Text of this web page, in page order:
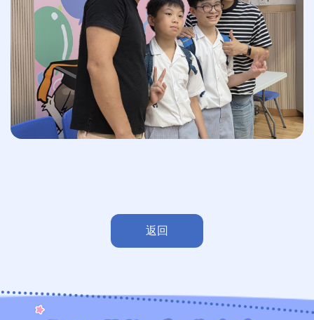
返回